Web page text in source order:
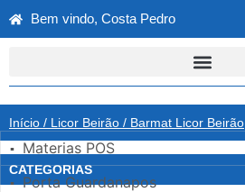
Bem vindo, Costa Pedro
Início / Licor Beirão / Barmat Licor Beirão
CATEGORIAS
▪ Materias POS
▪ Porta Guardanapos